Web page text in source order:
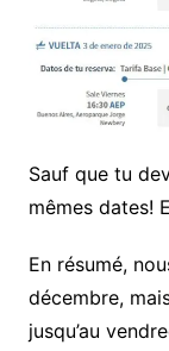
Sauf que tu
mêmes dates!
En résumé,
décembre,
jusqu’au